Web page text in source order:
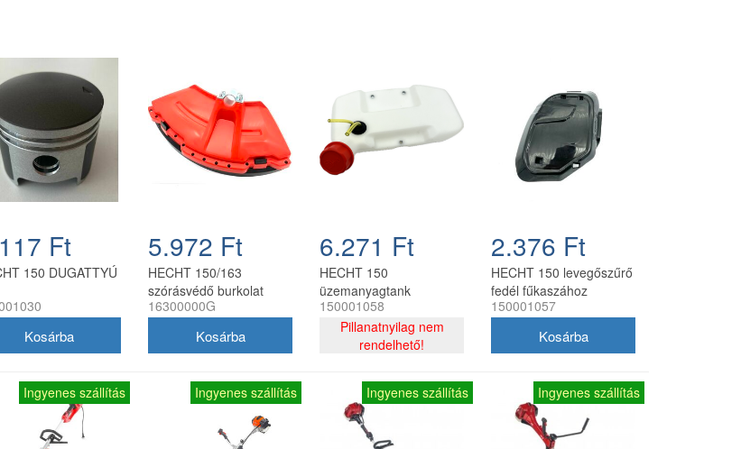
Ft
150 DUGATTYÚ
5.972 Ft
HECHT 150/163
szórásvédő burkolat
16300000G
6.271 Ft
HECHT 150
üzemanyagtank
fűkaszához
150001058
Pillanatnyilag nem
rendelhető!
2.376 Ft
HECHT 150 levegőszűrő
fedél fűkaszához
150001057
Ingyenes szállítás Ingyenes szállítás Ingyenes szállítás Ingyenes szállítás